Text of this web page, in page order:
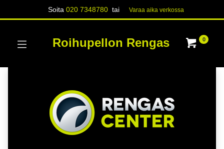
Soita020 7348780 tai Varaa aika verk​​​​ossa
Roihupellon Rengas 0